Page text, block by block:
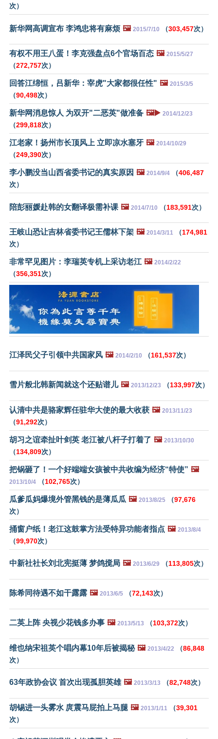
次）
新华网高调宣布 李鸿忠将有麻烦 🖼️ 2015/7/10 （303,457次）
有权不用王八蛋！李克强盘点6个官场百态 🖼️ 2015/5/27
（272,757次）
回答江绵恒，吕新华：宰虎"大家都很任性" 🖼️ 2015/3/5
（90,498次）
新华网消息惊人 为双开"二恶英"做准备 🖼️▶️ 2014/12/23
（299,818次）
江老家！扬州市长顶风上 立即凉水塞牙 🖼️ 2014/10/29
（249,390次）
李小鹏没当山西省委书记的真实原因 🖼️ 2014/9/4 （406,487
次）
陪彭丽媛赴韩的女翻译极需补课 🖼️ 2014/7/10 （183,591次）
王岐山恐让吉林省委书记王儒林下架 🖼️ 2014/3/11 （174,981
次）
非常罕见图片：李瑞英专机上采访老江 🖼️ 2014/2/22
（356,351次）
江泽民父子引领中共国家风 🖼️ 2014/2/10 （161,537次）
雪片般北韩新闻就这个还贴谱儿 🖼️ 2013/12/23 （133,997次）
认清中共是骆家辉任驻华大使的最大收获 🖼️ 2013/11/23
（91,292次）
胡习之谊牵扯叶剑英 老江被八杆子打着了 🖼️ 2013/10/30
（134,809次）
把锅砸了！一个好端端女孩被中共收编为经济“特使” 🖼️
2013/10/4 （102,765次）
瓜爹瓜妈爆境外管黑钱的是薄瓜瓜 🖼️ 2013/8/25 （97,676
次）
捅窗户纸！老江这鼓掌方法受特异功能者指点 🖼️ 2013/8/4
（99,970次）
中新社社长刘北宪挺薄 梦鸽搅局 🖼️ 2013/6/29 （113,805次）
陈希同待遇不如干露露 🖼️ 2013/6/5 （72,143次）
二英上阵 央视少花钱多办事 🖼️ 2013/5/13 （103,372次）
维也纳宋祖英个唱内幕10年后被揭秘 🖼️ 2013/4/22 （86,848
次）
63年政协会议 首次出现孤胆英雄 🖼️ 2013/3/13 （82,748次）
胡锡进一头雾水 庹震马屁拍上马腿 🖼️ 2013/1/11 （39,301
次）